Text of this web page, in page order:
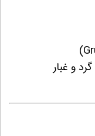
و غبار